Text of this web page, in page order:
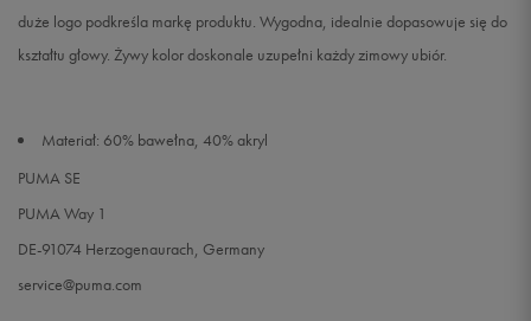
duże logo podkreśla markę produktu. Wygodna, idealnie dopasowuje się do
kształtu głowy. Żywy kolor doskonale uzupełni każdy zimowy ubiór.
Materiał: 60% bawełna, 40% akryl
PUMA SE
PUMA Way 1
DE-91074 Herzogenaurach, Germany
service@puma.com